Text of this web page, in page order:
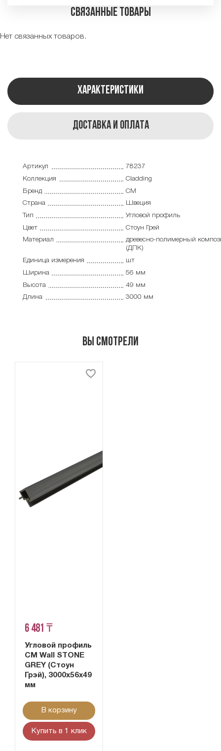
Связанные товары
Нет связанных товаров.
Характеристики
Доставка и оплата
Артикул
78237
Коллекция
Cladding
Бренд
CM
Страна
Швеция
Тип
Угловой профиль
Цвет
Стоун Грей
Материал
древесно-полимерный
(ДПК)
Единица измерения
шт
Ширина
56 мм
Высота
49 мм
Длина
3000 мм
Вы смотрели
6 481 ₸
Угловой профиль
CM Wall STONE
GREY (Стоун
Грэй), 3000х56х49
мм
В корзину
Купить в 1 клик